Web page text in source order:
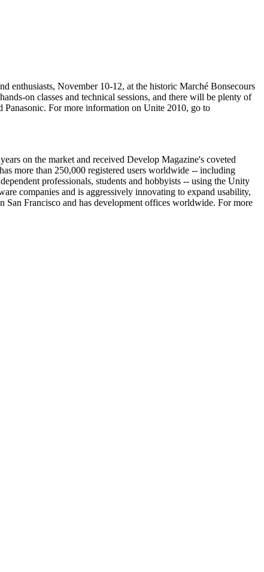
enthusiasts, November 10-12, at the historic Marché Bonsecours
on classes and technical sessions, and there will be plenty of
For more information on Unite 2010, go to
on the market and received Develop Magazine's coveted
more than 250,000 registered users worldwide -- including
professionals, students and hobbyists -- using the Unity
companies and is aggressively innovating to expand usability,
Francisco and has development offices worldwide. For more